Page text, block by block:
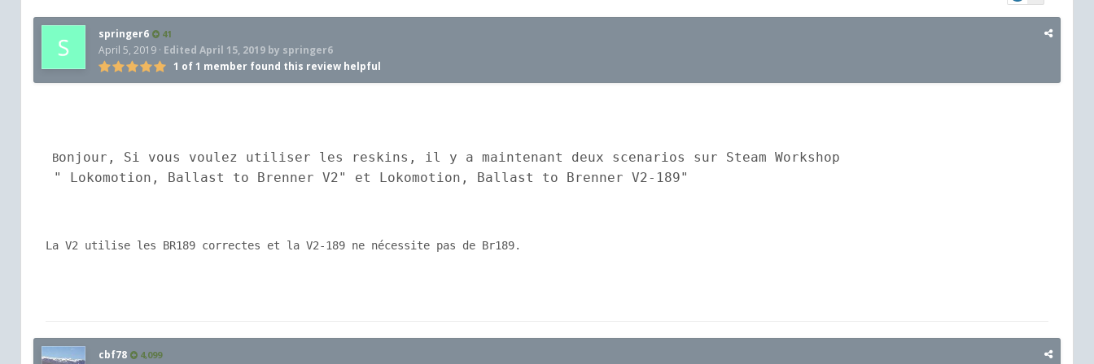
springer6 41
April 5, 2019 · Edited April 15, 2019 by springer6
1 of 1 member found this review helpful
Bonjour, Si vous voulez utiliser les reskins, il y a maintenant deux scenarios sur Steam Workshop
" Lokomotion, Ballast to Brenner V2" et Lokomotion, Ballast to Brenner V2-189"
La V2 utilise les BR189 correctes et la V2-189 ne nécessite pas de Br189.
cbf78 4,099